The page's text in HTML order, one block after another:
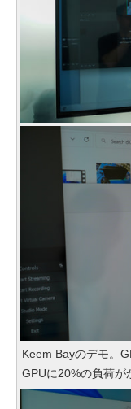
Keem Bayのデモ。
GPUに20%の負荷が